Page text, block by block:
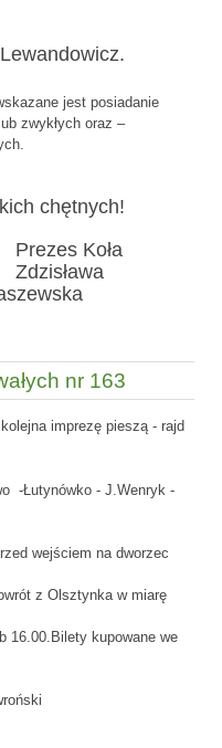
jest posiadanie
zwykłych oraz –
chętnych!
Prezes Koła
Zdzisława
nr 163
imprezę pieszą - rajd
-Łutynówko - J.Wenryk -
wejściem na dworzec
z Olsztynka w miarę
16.00.Bilety kupowane we